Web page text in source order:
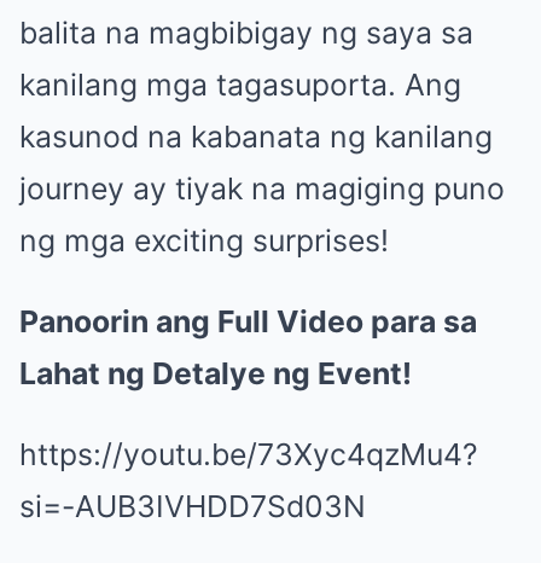
balita na magbibigay ng saya sa
kanilang mga tagasuporta. Ang
kasunod na kabanata ng kanilang
journey ay tiyak na magiging puno
ng mga exciting surprises!
Panoorin ang Full Video para sa
Lahat ng Detalye ng Event!
https://youtu.be/73Xyc4qzMu4?
si=-AUB3IVHDD7Sd03N